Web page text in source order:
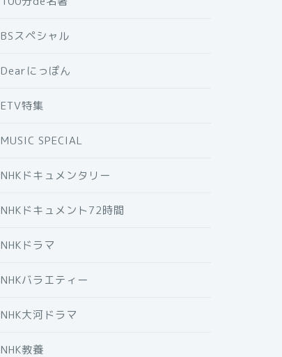
BSスペシャル
Dearにっぽん
ETV特集
MUSIC SPECIAL
NHKドキュメンタリー
NHKドキュメント72時間
NHKドラマ
NHKバラエティー
NHK大河ドラマ
NHK教養